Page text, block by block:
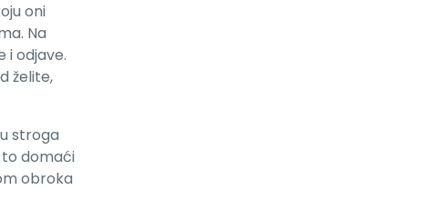
oni
Na
i odjave.
želite,
stroga
domaći
obroka